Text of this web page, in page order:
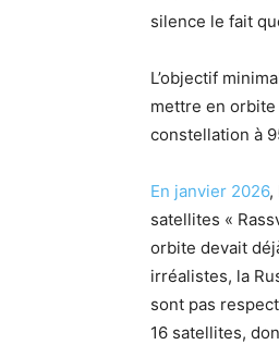
silence le fait
L’objectif
mettre en orbite
constellation à
En janvier 2026,
satellites «
orbite devait
irréalistes, la
sont pas
16 satellites,